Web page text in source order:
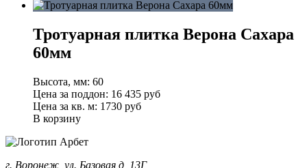
Тротуарная плитка Верона Сахара
60мм
Высота, мм: 60
Цена за поддон: 16 435 руб
Цена за кв. м: 1730 руб
В корзину
г. Воронеж, ул. Базовая д, 13Г